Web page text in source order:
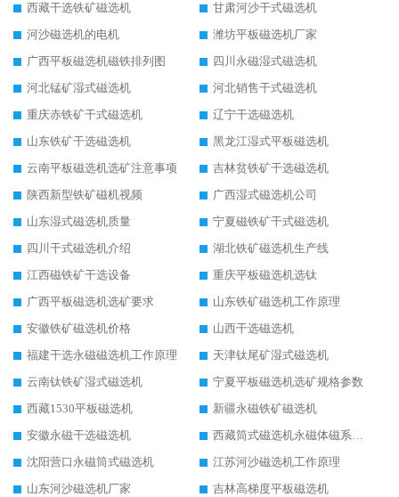
西藏干选铁矿磁选机
甘肃河沙干式磁选机
河沙磁选机的电机
潍坊平板磁选机厂家
广西平板磁选机磁铁排列图
四川永磁湿式磁选机
河北锰矿湿式磁选机
河北销售干式磁选机
重庆赤铁矿干式磁选机
辽宁干选磁选机
山东铁矿干选磁选机
黑龙江湿式平板磁选机
云南平板磁选机选矿注意事项
吉林贫铁矿干选磁选机
陕西新型铁矿磁机视频
广西湿式磁选机公司
山东湿式磁选机质量
宁夏磁铁矿干式磁选机
四川干式磁选机介绍
湖北铁矿磁选机生产线
江西磁铁矿干选设备
重庆平板磁选机选钛
广西平板磁选机选矿要求
山东铁矿磁选机工作原理
安徽铁矿磁选机价格
山西干选磁选机
福建干选永磁磁选机工作原理
天津钛尾矿湿式磁选机
云南钛铁矿湿式磁选机
宁夏平板磁选机选矿规格参数
西藏1530平板磁选机
新疆永磁铁矿磁选机
安徽永磁干选磁选机
西藏筒式磁选机永磁体磁系设计
沈阳营口永磁筒式磁选机
江苏河沙磁选机工作原理
山东河沙磁选机厂家
吉林高梯度平板磁选机